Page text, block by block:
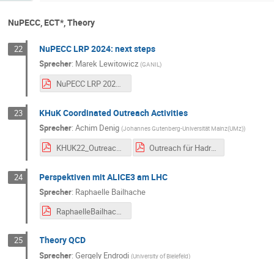
NuPECC, ECT*, Theory
22 NuPECC LRP 2024: next steps
Sprecher: Marek Lewitowicz (GANIL)
NuPECC LRP 2024 KHuK 8 Dec 2022 Marek Lewitowicz_s.pdf
23 KHuK Coordinated Outreach Activities
Sprecher:Achim Denig (Johannes Gutenberg-Universität Mainz(UMz))
KHUK22_Outreach_Denig.pdf Outreach für Hadronen und Kerne-V2.pdf
24 Perspektiven mit ALICE3 am LHC
Sprecher: Raphaelle Bailhache
RaphaelleBailhache.pdf
25 Theory QCD
Sprecher:Gergely Endrodi (University of Bielefeld)